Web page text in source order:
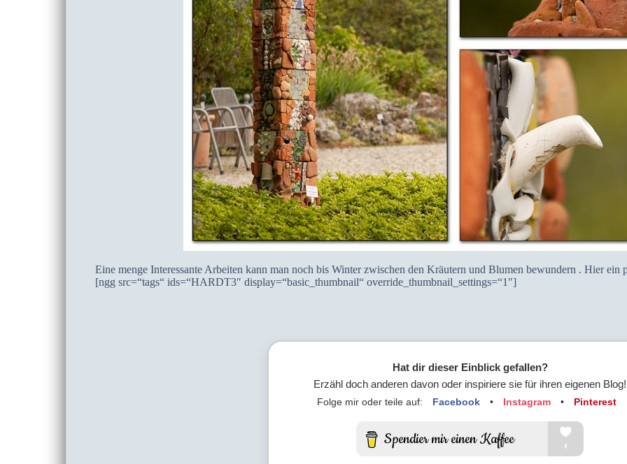
Eine menge Interessante Arbeiten kann man noch bis Winter zwischen den Kräutern und Blumen bewundern . Hier ein
[ngg src=“tags“ ids=“HARDT3″ display=“basic_thumbnail“ override_thumbnail_settings=“1″]
Hat dir dieser Einblick gefallen?
Erzähl doch anderen davon oder inspiriere sie für ihren eigenen Blog!
Folge mir oder teile auf: Facebook • Instagram • Pinterest